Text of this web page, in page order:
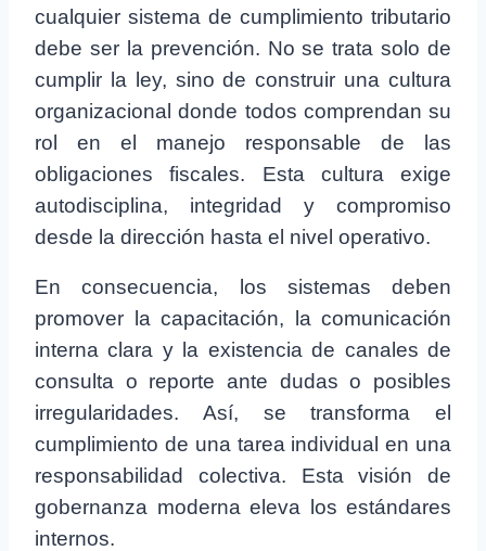
cualquier sistema de cumplimiento tributario
debe ser la prevención. No se trata solo de
cumplir la ley, sino de construir una cultura
organizacional donde todos comprendan su
rol en el manejo responsable de las
obligaciones fiscales. Esta cultura exige
autodisciplina, integridad y compromiso
desde la dirección hasta el nivel operativo.
En consecuencia, los sistemas deben
promover la capacitación, la comunicación
interna clara y la existencia de canales de
consulta o reporte ante dudas o posibles
irregularidades. Así, se transforma el
cumplimiento de una tarea individual en una
responsabilidad colectiva. Esta visión de
gobernanza moderna eleva los estándares
internos.